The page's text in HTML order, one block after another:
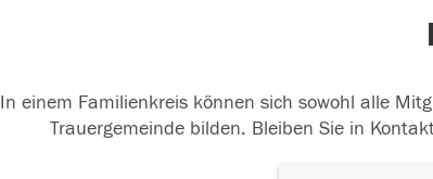
In einem Familienkreis können sich sowohl alle
Trauergemeinde bilden. Bleiben Sie in